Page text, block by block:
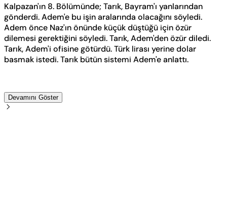
Kalpazan'ın 8. Bölümünde; Tarık, Bayram'ı yanlarından
gönderdi. Adem'e bu işin aralarında olacağını söyledi.
Adem önce Naz'ın önünde küçük düştüğü için özür
dilemesi gerektiğini söyledi. Tarık, Adem'den özür diledi.
Tarık, Adem'i ofisine götürdü. Türk lirası yerine dolar
basmak istedi. Tarık bütün sistemi Adem'e anlattı.
Devamını Göster